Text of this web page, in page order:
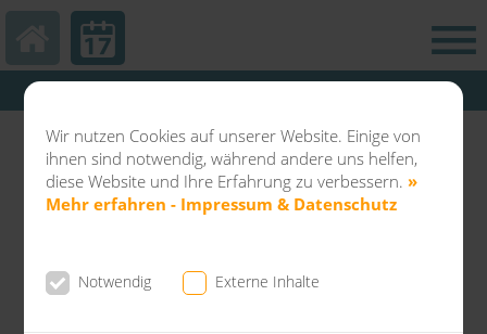
Wir nutzen Cookies auf unserer Website. Einige von
ihnen sind notwendig, während andere uns helfen,
diese Website und Ihre Erfahrung zu verbessern. »
Mehr erfahren - Impressum & Datenschutz
Notwendig Externe Inhalte
Hautarztpraxis Kamp-Lintfort
Abteilung Balneo & Kosmetik KL
Dermatochirurgie Kamp-Lintfort
News aus der Gemeinschaftspraxis Dr.
Fuchs & Kollegen